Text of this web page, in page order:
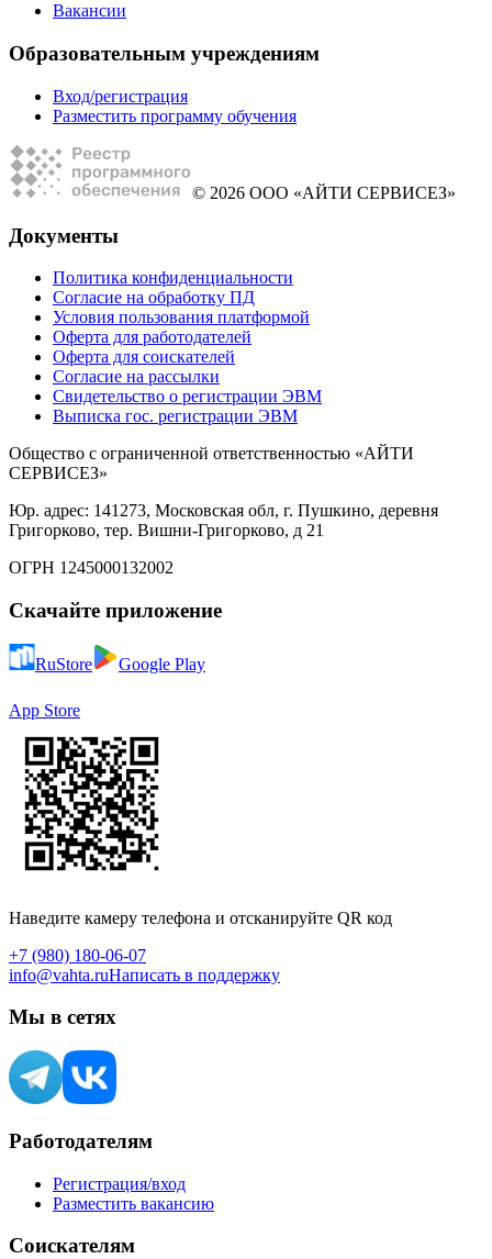
Вакансии
Образовательным учреждениям
Вход/регистрация
Разместить программу обучения
© 2026 ООО «АЙТИ СЕРВИСЕЗ»
Документы
Политика конфиденциальности
Согласие на обработку ПД
Условия пользования платформой
Оферта для работодателей
Оферта для соискателей
Согласие на рассылки
Свидетельство о регистрации ЭВМ
Выписка гос. регистрации ЭВМ
Общество с ограниченной ответственностью «АЙТИ
СЕРВИСЕЗ»
Юр. адрес: 141273, Московская обл, г. Пушкино, деревня
Григорково, тер. Вишни-Григорково, д 21
ОГРН 1245000132002
Скачайте приложение
RuStore Google Play
App Store
Наведите камеру телефона и отсканируйте QR код
+7 (980) 180-06-07
info@vahta.ruНаписать в поддержку
Мы в сетях
Работодателям
Регистрация/вход
Разместить вакансию
Соискателям